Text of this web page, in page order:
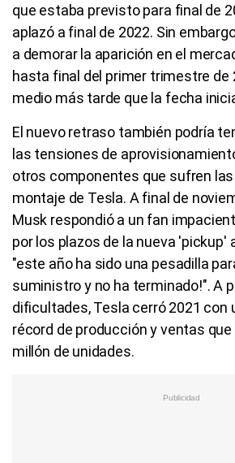
que estaba previsto para final de
aplazó a final de 2022. Sin
a demorar la aparición en el
hasta final del primer trimestre de
medio más tarde que la fecha
El nuevo retraso también podría
las tensiones de
otros componentes que sufren
montaje de Tesla. A final de
Musk respondió a un fan
por los plazos de la nueva 'pickup'
"este año ha sido una pesadilla
suministro y no ha terminado!". A
dificultades, Tesla cerró 2021 con
récord de producción y ventas
millón de unidades.